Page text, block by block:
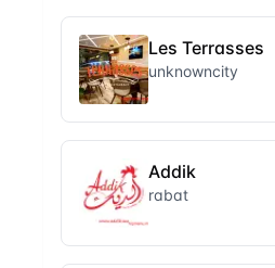
Les Terrasses
unknowncity
Addik
rabat